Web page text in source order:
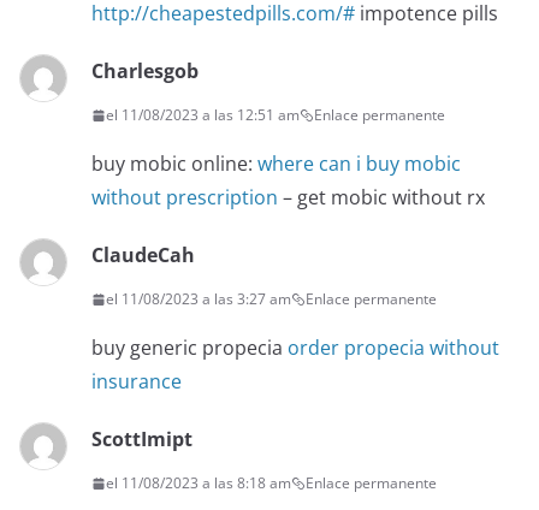
http://cheapestedpills.com/# impotence pills
Charlesgob
el 11/08/2023 a las 12:51 am Enlace permanente
buy mobic online: where can i buy mobic
without prescription – get mobic without rx
ClaudeCah
el 11/08/2023 a las 3:27 am Enlace permanente
buy generic propecia order propecia without
insurance
ScottImipt
el 11/08/2023 a las 8:18 am Enlace permanente